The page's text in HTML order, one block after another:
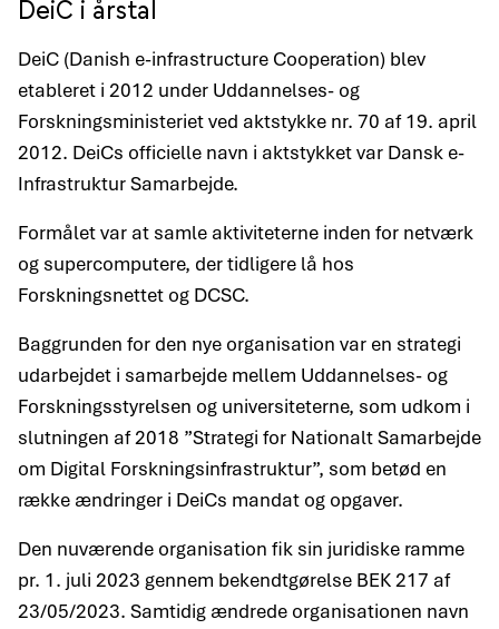
DeiC (Danish e-infrastructure Cooperation) blev
etableret i 2012 under Uddannelses- og
Forskningsministeriet ved aktstykke nr. 70 af 19. april
2012. DeiCs officielle navn i aktstykket var Dansk e-
Infrastruktur Samarbejde.
Formålet var at samle aktiviteterne inden for netværk
og supercomputere, der tidligere lå hos
Forskningsnettet og DCSC.
Baggrunden for den nye organisation var en strategi
udarbejdet i samarbejde mellem Uddannelses- og
Forskningsstyrelsen og universiteterne, som udkom i
slutningen af 2018 ”Strategi for Nationalt Samarbejde
om Digital Forskningsinfrastruktur”, som betød en
række ændringer i DeiCs mandat og opgaver.
Den nuværende organisation fik sin juridiske ramme
pr. 1. juli 2023 gennem bekendtgørelse BEK 217 af
23/05/2023. Samtidig ændrede organisationen navn